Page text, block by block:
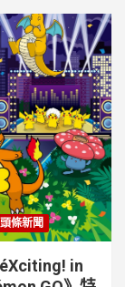
頭條新聞
in